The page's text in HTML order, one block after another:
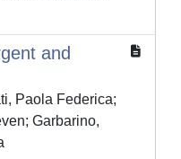
and
Paola Federica;
Garbarino,